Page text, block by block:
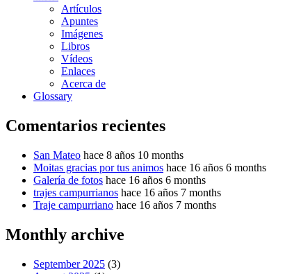
Artículos
Apuntes
Imágenes
Libros
Vídeos
Enlaces
Acerca de
Glossary
Comentarios recientes
San Mateo hace 8 años 10 months
Moitas gracias por tus animos hace 16 años 6 months
Galería de fotos hace 16 años 6 months
trajes campurrianos hace 16 años 7 months
Traje campurriano hace 16 años 7 months
Monthly archive
September 2025 (3)